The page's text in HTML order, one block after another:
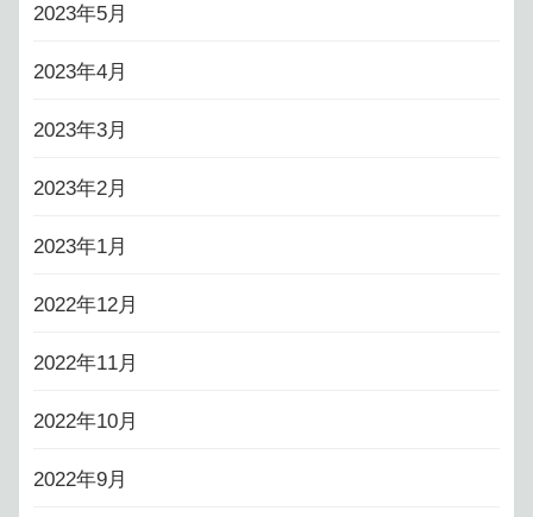
2023年5月
2023年4月
2023年3月
2023年2月
2023年1月
2022年12月
2022年11月
2022年10月
2022年9月